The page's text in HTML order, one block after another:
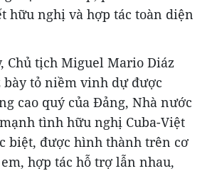
hữu nghị và hợp tác toàn diện
Chủ tịch Miguel Mario Diáz
bày tỏ niềm vinh dự được
cao quý của Đảng, Nhà nước
tình hữu nghị Cuba-Việt
biệt, được hình thành trên cơ
hợp tác hỗ trợ lẫn nhau,